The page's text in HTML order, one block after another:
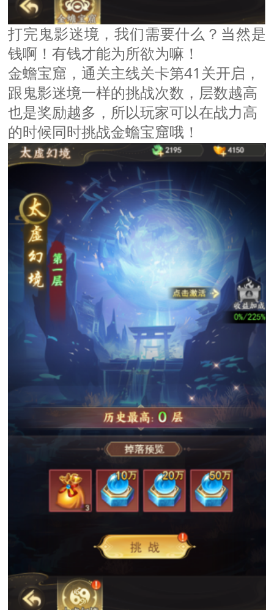
打完 鬼影迷境 ，我们需要什么？当然是
钱啊！有钱才能为所欲为嘛！
金蟾宝窟，通关主线关卡第41关开启，
跟 鬼影迷境一样的挑战次数，层数越高
也是奖励越多，所以玩家可以在战力高
的时候同时挑战金蟾宝窟哦！